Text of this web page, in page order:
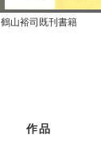
鶴山裕司既刊書籍
作品